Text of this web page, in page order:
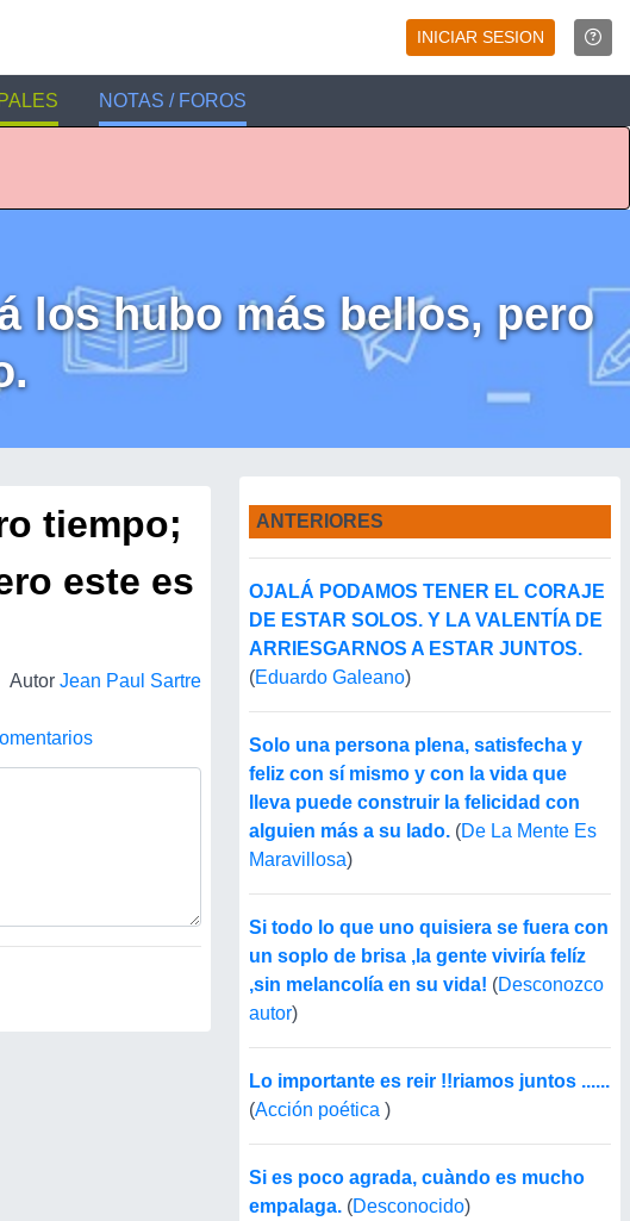
INICIAR SESION
NOTAS / FOROS
los hubo más bellos, pero
tiempo;
este es
Autor Jean Paul Sartre
ANTERIORES
OJALÁ PODAMOS TENER EL CORAJE
DE ESTAR SOLOS. Y LA VALENTÍA DE
ARRIESGARNOS A ESTAR JUNTOS.
(Eduardo Galeano)
Solo una persona plena, satisfecha y
feliz con sí mismo y con la vida que
lleva puede construir la felicidad con
alguien más a su lado. (De La Mente Es
Maravillosa)
Si todo lo que uno quisiera se fuera con
un soplo de brisa ,la gente viviría felíz
,sin melancolía en su vida! (Desconozco
autor)
Lo importante es reir !!riamos juntos ......
(Acción poética )
Si es poco agrada, cuàndo es mucho
empalaga. (Desconocido)